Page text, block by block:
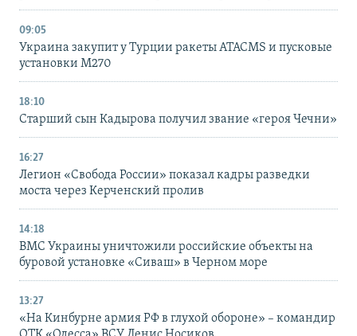
09:05
Украина закупит у Турции ракеты ATACMS и пусковые
установки M270
18:10
Старший сын Кадырова получил звание «героя Чечни»
16:27
Легион «Свобода России» показал кадры разведки
моста через Керченский пролив
14:18
ВМС Украины уничтожили российские объекты на
буровой установке «Сиваш» в Черном море
13:27
«На Кинбурне армия РФ в глухой обороне» – командир